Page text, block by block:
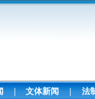
| 文体新闻 | 法